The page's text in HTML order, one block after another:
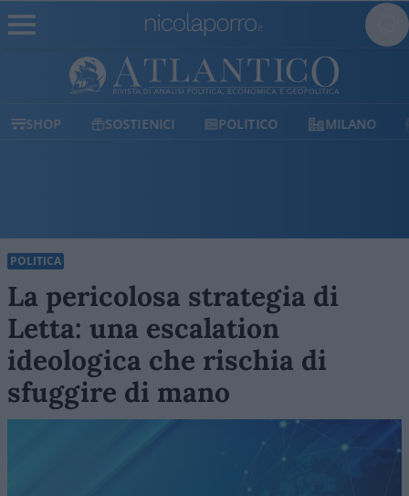
SOSTIENICI POLITICO MILANO
POLITICA
La pericolosa strategia di
Letta: una escalation
ideologica che rischia di
sfuggire di mano